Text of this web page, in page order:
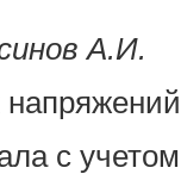
А.И.
с учетом